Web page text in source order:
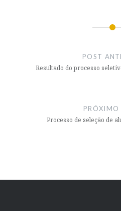
POST
Resultado do processo
PRÓXIMO
Processo de seleção de